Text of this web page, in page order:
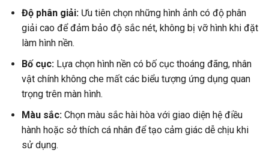
Độ phân giải:Ưu tiên chọn những hình ảnh có độ phân
giải cao để đảm bảo độ sắc nét, không bị vỡ hình khi đặt
làm hình nền.
Bố cục:Lựa chọn hình nền có bố cục thoáng đãng, nhân
vật chính không che mất các biểu tượng ứng dụng quan
trọng trên màn hình.
Màu sắc:Chọn màu sắc hài hòa với giao diện hệ điều
hành hoặc sở thích cá nhân để tạo cảm giác dễ chịu khi
sử dụng.